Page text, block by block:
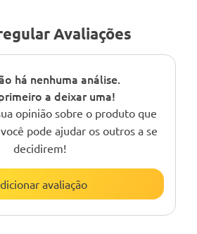
Avaliações
há nenhuma análise.
a deixar uma!
opinião sobre o produto que
pode ajudar os outros a se
decidirem!
avaliação